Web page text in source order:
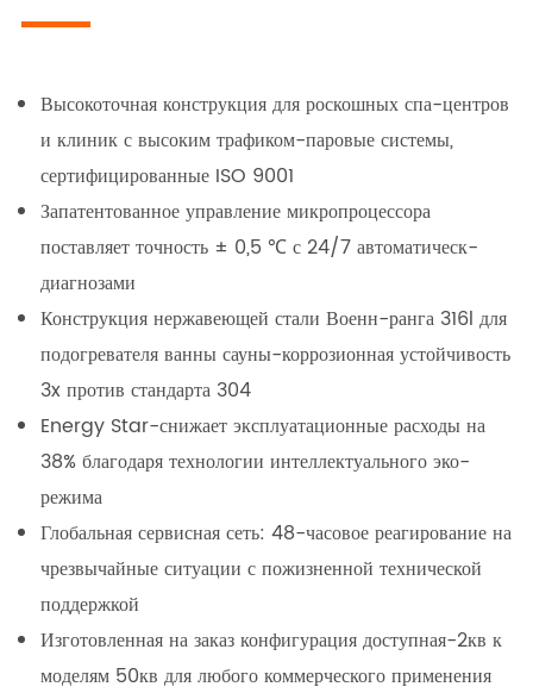
Высокоточная конструкция для роскошных спа-центров
и клиник с высоким трафиком-паровые системы,
сертифицированные ISO 9001
Запатентованное управление микропроцессора
поставляет точность ± 0,5 ℃ с 24/7 автоматическ-
диагнозами
Конструкция нержавеющей стали Военн-ранга 316l для
подогревателя ванны сауны-коррозионная устойчивость
3x против стандарта 304
Energy Star-снижает эксплуатационные расходы на
38% благодаря технологии интеллектуального эко-
режима
Глобальная сервисная сеть: 48-часовое реагирование на
чрезвычайные ситуации с пожизненной технической
поддержкой
Изготовленная на заказ конфигурация доступная-2кв к
моделям 50кв для любого коммерческого применения